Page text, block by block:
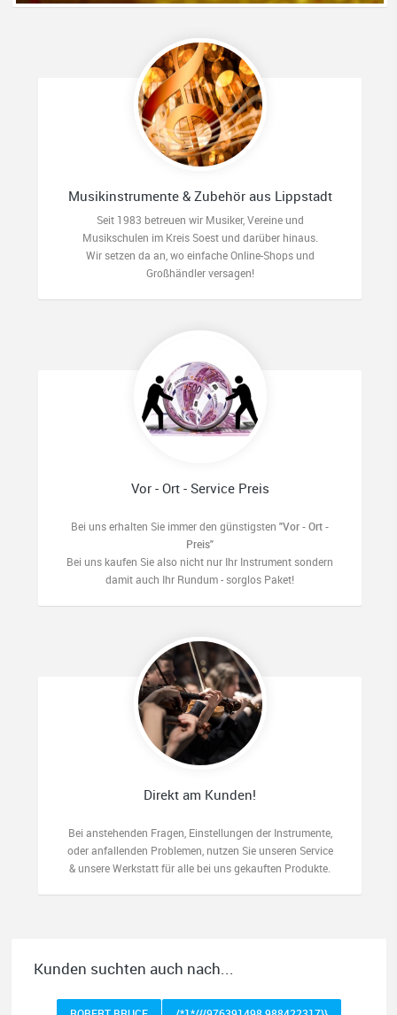
Musikinstrumente & Zubehör aus Lippstadt
Seit 1983 betreuen wir Musiker, Vereine und
Musikschulen im Kreis Soest und darüber hinaus.
Wir setzen da an, wo einfache Online-Shops und
Großhändler versagen!
Vor - Ort - Service Preis
Bei uns erhalten Sie immer den günstigsten "Vor - Ort -
Preis"
Bei uns kaufen Sie also nicht nur Ihr Instrument sondern
damit auch Ihr Rundum - sorglos Paket!
Direkt am Kunden!
Bei anstehenden Fragen, Einstellungen der Instrumente,
oder anfallenden Problemen, nutzen Sie unseren Service
& unsere Werkstatt für alle bei uns gekauften Produkte.
Kunden suchten auch nach...